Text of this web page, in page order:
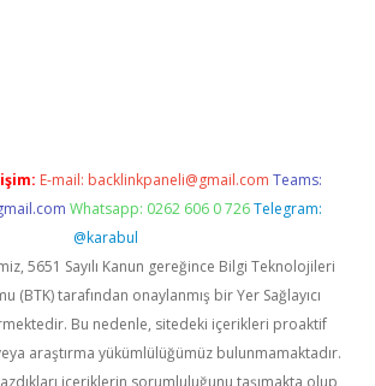
E-mail: backlinkpaneli@gmail.com Teams:
Whatsapp: 0262 606 0 726 Telegram:
@karabul
5651 Sayılı Kanun gereğince Bilgi Teknolojileri
(BTK) tarafından onaylanmış bir Yer Sağlayıcı
Bu nedenle, sitedeki içerikleri proaktif
araştırma yükümlülüğümüz bulunmamaktadır.
içeriklerin sorumluluğunu taşımakta olup,